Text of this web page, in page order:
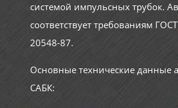
системой импульсных трубок.
соответствует требованиям
20548-87.
Основные технические данные
САБК: